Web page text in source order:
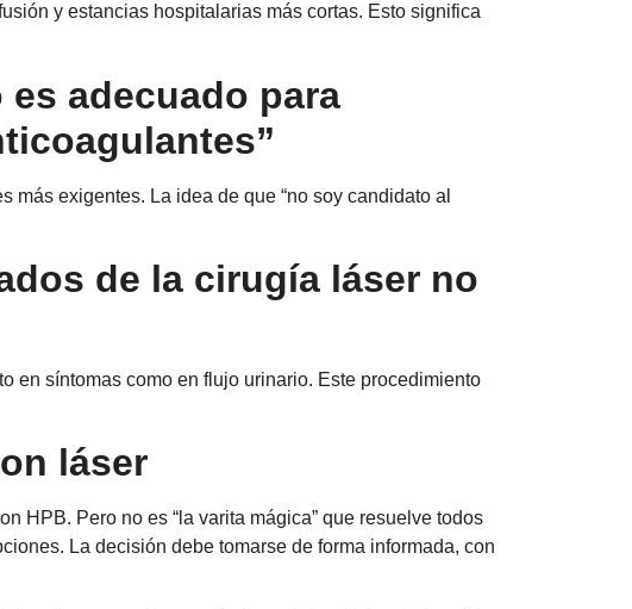
y estancias hospitalarias más cortas. Esto significa
adecuado para
exigentes. La idea de que “no soy candidato al
de la cirugía láser no
en síntomas como en flujo urinario. Este procedimiento
láser
HPB. Pero no es “la varita mágica” que resuelve todos
La decisión debe tomarse de forma informada, con